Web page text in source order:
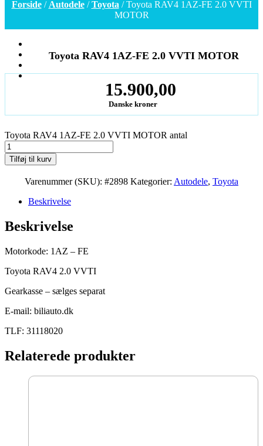
Forside/ Autodele/Toyota / Toyota RAV4 1AZ-FE 2.0 VVTI
MOTOR
Toyota RAV4 1AZ-FE 2.0 VVTI MOTOR
15.900,00
Danske kroner
Toyota RAV4 1AZ-FE 2.0 VVTI MOTOR antal
Tilføj til kurv
Varenummer (SKU): #2898 Kategorier: Autodele, Toyota
Beskrivelse
Beskrivelse
Motorkode: 1AZ – FE
Toyota RAV4 2.0 VVTI
Gearkasse – sælges separat
E-mail: biliauto.dk
TLF: 31118020
Relaterede produkter